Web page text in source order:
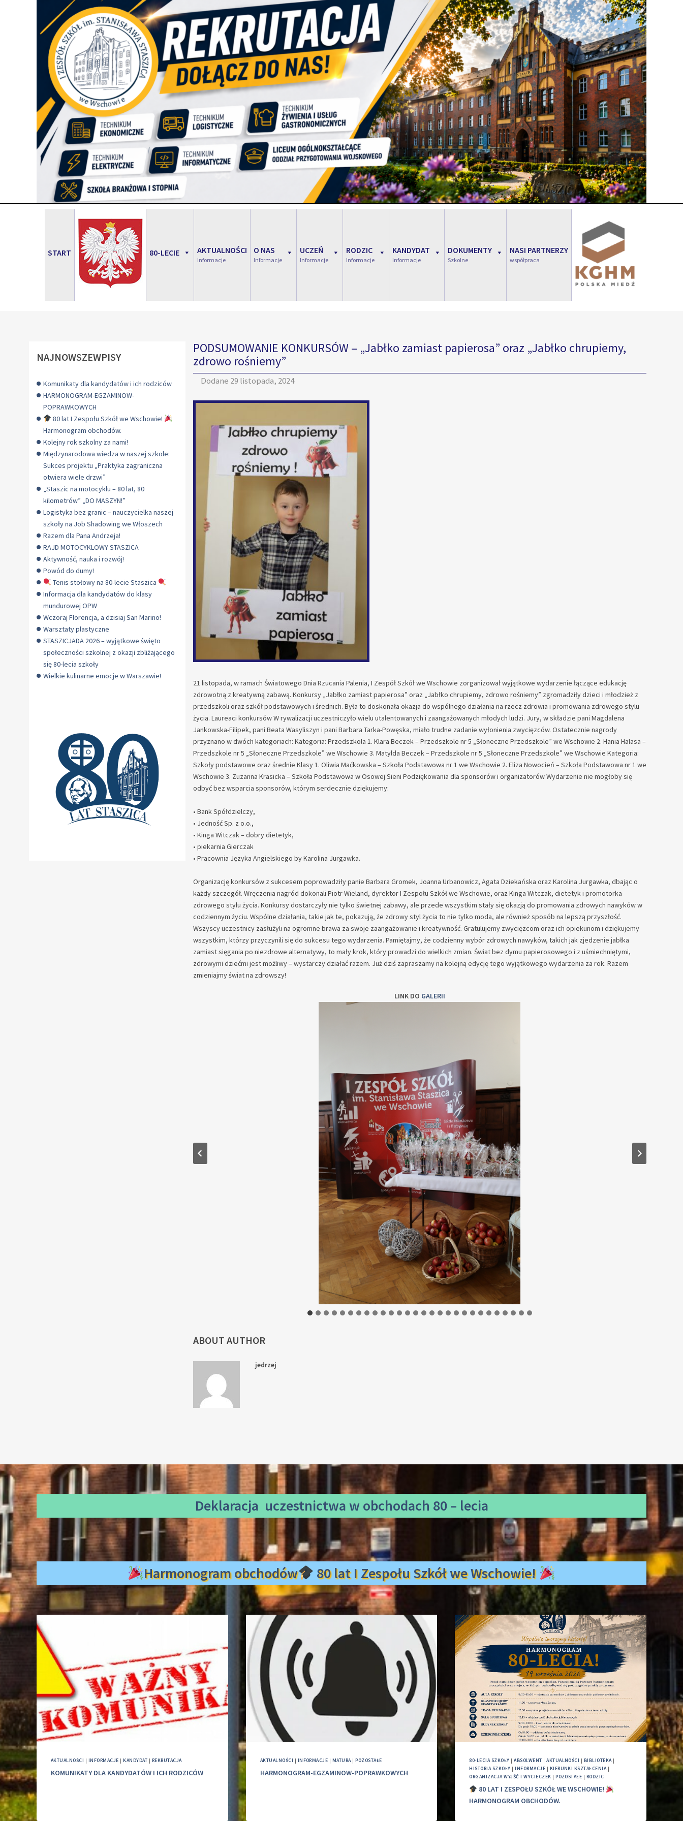
START 80-LECIE AKTUALNOŚCI
Informacje
O NAS
Informacje
UCZEŃ
Informacje
RODZIC
Informacje
KANDYDAT
Informacje
DOKUMENTY
Szkolne
NASI PARTNERZY
współpraca
PODSUMOWANIE KONKURSÓW – „Jabłko zamiast papierosa” oraz „Jabłko chrupiemy,
zdrowo rośniemy”
Dodane 29 listopada, 2024
21 listopada, w ramach Światowego Dnia Rzucania Palenia, I Zespół Szkół we Wschowie zorganizował wyjątkowe wydarzenie łączące edukację
zdrowotną z kreatywną zabawą. Konkursy „Jabłko zamiast papierosa” oraz „Jabłko chrupiemy, zdrowo rośniemy” zgromadziły dzieci i młodzież z
przedszkoli oraz szkół podstawowych i średnich. Była to doskonała okazja do wspólnego działania na rzecz zdrowia i promowania zdrowego stylu
życia. Laureaci konkursów W rywalizacji uczestniczyło wielu utalentowanych i zaangażowanych młodych ludzi. Jury, w składzie pani Magdalena
Jankowska-Filipek, pani Beata Wasyliszyn i pani Barbara Tarka-Powęska, miało trudne zadanie wyłonienia zwycięzców. Ostatecznie nagrody
przyznano w dwóch kategoriach: Kategoria: Przedszkola 1. Klara Beczek – Przedszkole nr 5 „Słoneczne Przedszkole” we Wschowie 2. Hania Halasa –
Przedszkole nr 5 „Słoneczne Przedszkole” we Wschowie 3. Matylda Beczek – Przedszkole nr 5 „Słoneczne Przedszkole” we Wschowie Kategoria:
Szkoły podstawowe oraz średnie Klasy 1. Oliwia Maćkowska – Szkoła Podstawowa nr 1 we Wschowie 2. Eliza Nowocień – Szkoła Podstawowa nr 1 we
Wschowie 3. Zuzanna Krasicka – Szkoła Podstawowa w Osowej Sieni Podziękowania dla sponsorów i organizatorów Wydarzenie nie mogłoby się
odbyć bez wsparcia sponsorów, którym serdecznie dziękujemy:
• Bank Spółdzielczy,
• Jedność Sp. z o.o.,
• Kinga Witczak – dobry dietetyk,
• ⁠piekarnia Gierczak
• Pracownia Języka Angielskiego by Karolina Jurgawka.
Organizację konkursów z sukcesem poprowadziły panie Barbara Gromek, Joanna Urbanowicz, Agata Dziekańska oraz Karolina Jurgawka, dbając o
każdy szczegół. Wręczenia nagród dokonali Piotr Wieland, dyrektor I Zespołu Szkół we Wschowie, oraz Kinga Witczak, dietetyk i promotorka
zdrowego stylu życia. Konkursy dostarczyły nie tylko świetnej zabawy, ale przede wszystkim stały się okazją do promowania zdrowych nawyków w
codziennym życiu. Wspólne działania, takie jak te, pokazują, że zdrowy styl życia to nie tylko moda, ale również sposób na lepszą przyszłość.
Wszyscy uczestnicy zasłużyli na ogromne brawa za swoje zaangażowanie i kreatywność. Gratulujemy zwycięzcom oraz ich opiekunom i dziękujemy
wszystkim, którzy przyczynili się do sukcesu tego wydarzenia. Pamiętajmy, że codzienny wybór zdrowych nawyków, takich jak zjedzenie jabłka
zamiast sięgania po niezdrowe alternatywy, to mały krok, który prowadzi do wielkich zmian. Świat bez dymu papierosowego i z uśmiechniętymi,
zdrowymi dziećmi jest możliwy – wystarczy działać razem. Już dziś zapraszamy na kolejną edycję tego wyjątkowego wydarzenia za rok. Razem
zmieniajmy świat na zdrowszy!
LINK DO GALERII
ABOUT AUTHOR
jedrzej
NAJNOWSZEWPISY
Komunikaty dla kandydatów i ich rodziców
HARMONOGRAM-EGZAMINOW-
POPRAWKOWYCH
80 lat I Zespołu Szkół we Wschowie!
Harmonogram obchodów.
Kolejny rok szkolny za nami!
Międzynarodowa wiedza w naszej szkole:
Sukces projektu „Praktyka zagraniczna
otwiera wiele drzwi”
„Staszic na motocyklu – 80 lat, 80
kilometrów” „DO MASZYN!”
Logistyka bez granic – nauczycielka naszej
szkoły na Job Shadowing we Włoszech
Razem dla Pana Andrzeja!
RAJD MOTOCYKLOWY STASZICA
Aktywność, nauka i rozwój!
Powód do dumy!
Tenis stołowy na 80-lecie Staszica
Informacja dla kandydatów do klasy
mundurowej OPW
Wczoraj Florencja, a dzisiaj San Marino!
Warsztaty plastyczne
STASZICJADA 2026 – wyjątkowe święto
społeczności szkolnej z okazji zbliżającego
się 80-lecia szkoły
Wielkie kulinarne emocje w Warszawie!
Deklaracja uczestnictwaw obchodach 80 – lecia
Harmonogram obchodów 80 lat I Zespołu Szkół we Wschowie!
AKTUALNOŚCI | INFORMACJE |KANDYDAT | REKRUTACJA
KOMUNIKATY DLA KANDYDATÓW I ICH RODZICÓW
AKTUALNOŚCI | INFORMACJE | MATURA|POZOSTAŁE
HARMONOGRAM-EGZAMINOW-POPRAWKOWYCH
80-LECIA SZKOŁY |ABSOLWENT |AKTUALNOŚCI | BIBLIOTEKA|
HISTORIA SZKOŁY |INFORMACJE | KIERUNKI KSZTAŁCENIA|
ORGANIZACJA WYJŚĆ I WYCIECZEK |POZOSTAŁE | RODZIC
80 LAT I ZESPOŁU SZKÓŁ WE WSCHOWIE!
HARMONOGRAM OBCHODÓW.